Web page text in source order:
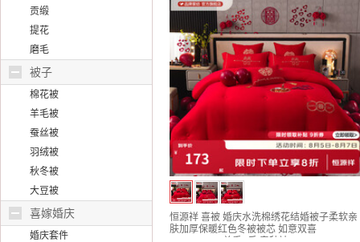
贡缎
提花
磨毛
被子
棉花被
羊毛被
蚕丝被
羽绒被
秋冬被
大豆被
喜嫁婚庆
婚庆套件
恒源祥 喜被 婚庆水洗棉绣花结婚被子柔软亲
肤加厚保暖红色冬被被芯 如意双喜